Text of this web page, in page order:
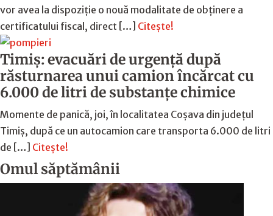
vor avea la dispoziție o nouă modalitate de obținere a
certificatului fiscal, direct […] Citește!
Timiș: evacuări de urgență după
răsturnarea unui camion încărcat cu
6.000 de litri de substanțe chimice
Momente de panică, joi, în localitatea Coșava din județul
Timiș, după ce un autocamion care transporta 6.000 de litri
de […] Citește!
Omul săptămânii